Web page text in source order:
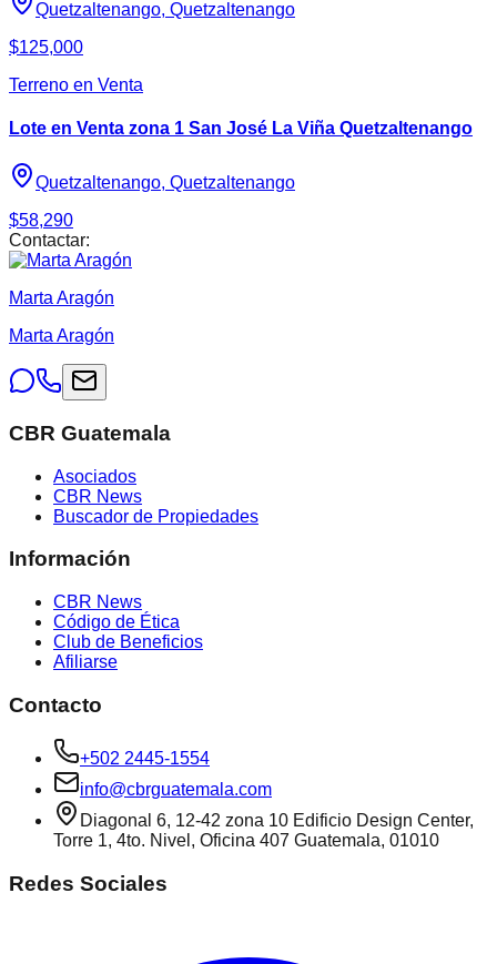
Quetzaltenango, Quetzaltenango
$125,000
Terreno en Venta
Lote en Venta zona 1 San José La Viña Quetzaltenango
Quetzaltenango, Quetzaltenango
$58,290
Contactar:
Marta Aragón
Marta Aragón
CBR Guatemala
Asociados
CBR News
Buscador de Propiedades
Información
CBR News
Código de Ética
Club de Beneficios
Afiliarse
Contacto
+502 2445-1554
info@cbrguatemala.com
Diagonal 6, 12-42 zona 10 Edificio Design Center,
Torre 1, 4to. Nivel, Oficina 407 Guatemala, 01010
Redes Sociales